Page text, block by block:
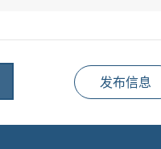
发布信息